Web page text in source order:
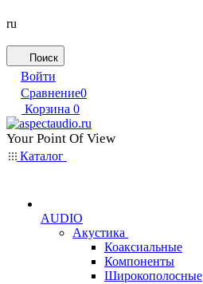
ru
Поиск
Войти
Сравнение0
Корзина 0
Your Point Of View
Каталог
AUDIO
Акустика
Коаксиальные
Компоненты
Широкополосные